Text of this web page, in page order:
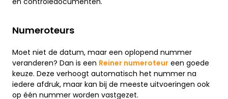
Numeroteurs
Moet niet de datum, maar een oplopend nummer
veranderen? Dan is een Reiner numeroteur een goede
keuze. Deze verhoogt automatisch het nummer na
iedere afdruk, maar kan bij de meeste uitvoeringen ook
op één nummer worden vastgezet.